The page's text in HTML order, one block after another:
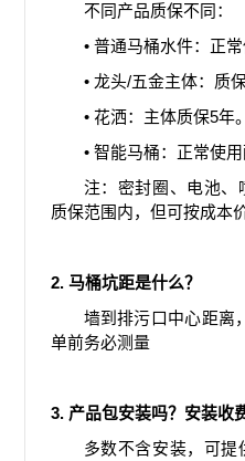
不同产品质保不同：
• 普通马桶水件：正常
• 龙头/五金主体：质保
• 花洒：主体质保5年。
• 智能马桶：正常使用
注：密封圈、电池、
质保范围内，但可按成本
2. 马桶坑距是什么？
墙到排污口中心距离
单前务必测量
3. 产品包安装吗？安装收
多数不含安装，可提